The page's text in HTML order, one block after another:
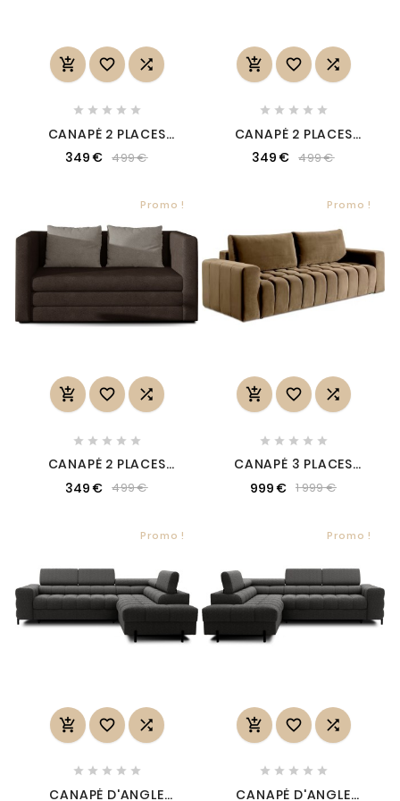
  
    
CANAPÉ 2 PLACES
FONCÉ ET COUSSINS
349 € 499 €
  
    
CANAPÉ 2 PLACES
FONCÉ ET COUSSINS
349 € 499 €
Promo !
  
    
CANAPÉ 2 PLACES
CHOCOLAT - EN TISSU
349 € 499 €
Promo !
  
    
CANAPÉ 3 PLACES
ESPACE DE
QUALITÉ LUXE, LAZIO
999 € 1 999 €
Promo !
  
    
CANAPÉ D'ANGLE
Promo !
  
    
CANAPÉ D'ANGLE